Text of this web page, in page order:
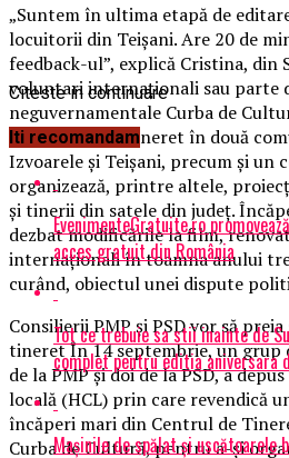
„Suntem în ultima etapă de
locuitorii din Teișani. Are 20 de
feedback-ul”, explică Cristina, din
voluntari internaționali sau parte
neguvernamentale Curba de
centre pentru tineret în două
Izvoarele și Teișani, precum și un
organizează, printre altele,
și tinerii din satele din județ.
dezbat modificările la film,
internaționali în toamna anului
curând, obiectul unei dispute
Consilierii PMP și PSD vor să
tineret În 14 septembrie, un grup
de la PMP și doi de la PSD, a
locală (HCL) prin care revendică
încăperi mari din Centrul de
Curba de Cultură, pentru a-și
Citeste in continuare
Iti recomandam
EvenimenteGratuite.ro
acces gratuit din România
Tot ce trebuie sa stii inainte de
complet pentru editia aniversara
Mașinile de spălat și uscătoarele